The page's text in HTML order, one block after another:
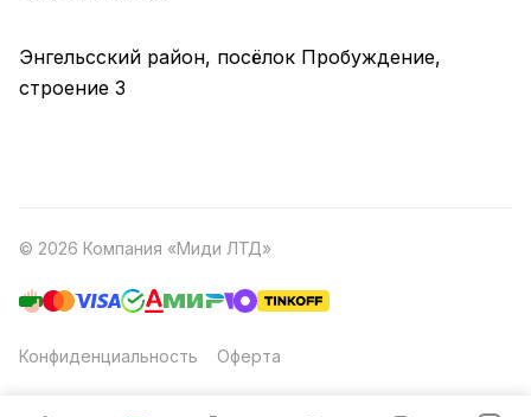
Энгельсский район, посёлок Пробуждение,
строение 3
© 2026 Компания «Миди ЛТД»
Конфиденциальность Оферта